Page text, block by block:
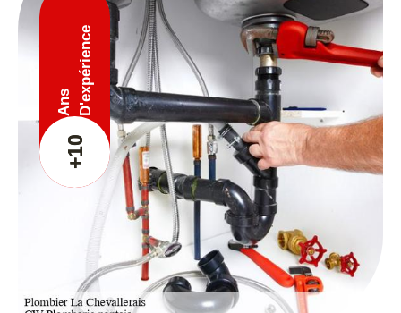
+10
Ans D'expérience